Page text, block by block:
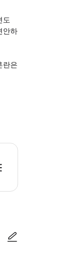
도
안하
란은
시 확인 부탁드립니다.)